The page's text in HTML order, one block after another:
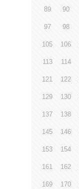
89 90
97 98
105 106
113 114
121 122
129 130
137 138
145 146
153 154
161 162
169 170